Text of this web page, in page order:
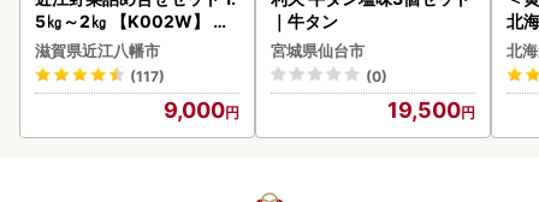
5㎏～2㎏ 【K002W】 野
菜 旬 新鮮
滋賀県近江八幡市
(117)
9,000
｜牛タン
宮城県仙台市
(0)
19,500
北
北